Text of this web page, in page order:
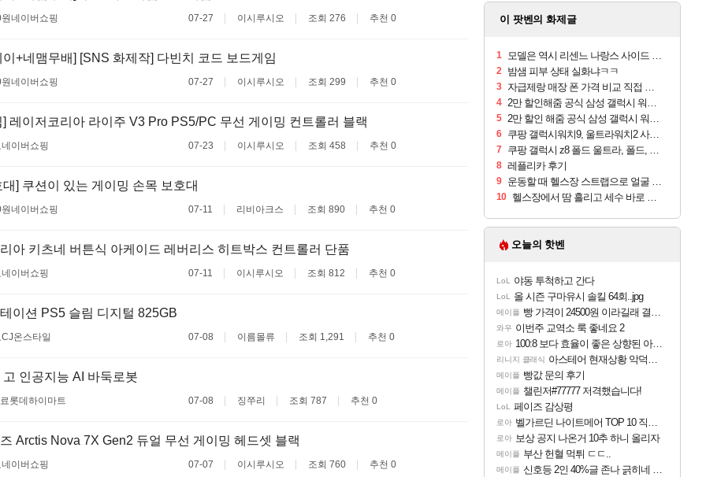
네이버쇼핑 07-27 이시루시오 조회 276 추천 0
+네맴무배] [SNS 화제작] 다빈치 코드 보드게임
네이버쇼핑 07-27 이시루시오 조회 299 추천 0
레이저코리아 라이주 V3 Pro PS5/PC 무선 게이밍 컨트롤러 블랙
네이버쇼핑 07-23 이시루시오 조회 458 추천 0
] 쿠션이 있는 게이밍 손목 보호대
네이버쇼핑 07-11 리비아크스 조회 890 추천 0
아 키츠네 버튼식 아케이드 레버리스 히트박스 컨트롤러 단품
네이버쇼핑 07-11 이시루시오 조회 812 추천 0
이션 PS5 슬림 디지털 825GB
CJ온스타일 07-08 이름몰류 조회 1,291 추천 0
인공지능 AI 바둑로봇
롯데하이마트 07-08 징쭈리 조회 787 추천 0
Arctis Nova 7X Gen2 듀얼 무선 게이밍 헤드셋 블랙
네이버쇼핑 07-07 이시루시오 조회 760 추천 0
이 팟벤의 화제글
1 모델은 역시 리센느 나랑스 사이드 1.25L 1박스
2 밤샘 피부 상태 실화냐ㅋㅋ
3 자급제랑 매장 폰 가격 비교 직접 안가도 되네요
4 2만 할인해줌 공식 삼성 갤럭시 워치9 크림, 40mm, 블루투스
5 2만 할인 해줌 공식 삼성 갤럭시 워치9 실버, 44mm, 블루투스
6 쿠팡 갤럭시워치9, 울트라워치2 사전구매 혜택 받아보세요
7 쿠팡 갤럭시 z8 폴드 울트라, 폴드, 플립 사전예약
8 레플리카 후기
9 운동할 때 헬스장 스트랩으로 얼굴 만졌다가 볼 뒤집어짐
10 헬스장에서 땀 흘리고 세수 바로 안 하면 트러블 나냐?
오늘의 핫벤
LoL 야동 투척하고 간다
LoL 올 시즌 구마유시 솔킬 64회..jpg
메이플 빵 가격이 24500원 이라길래 결제 취소하고 나왔다
와우 이번주 교역소 룩 좋네요 2
로아 100:8 보다 효율이 좋은 상향된 아제나 ㄷㄷ
리니지 클래식 아스테어 현재상황 악덕작업장몰락
메이플 빵값 문의 후기
메이플 챌린저#77777 저격했습니다!
LoL 페이즈 감상평
로아 벨가르딘 나이트메어 TOP 10 직업별 분포
로아 보상 공지 나온거 10추 하니 올리자
메이플 부산 헌혈 먹튀 ㄷㄷ..
메이플 신호등 2인 40%글 존나 긁히네 씨발